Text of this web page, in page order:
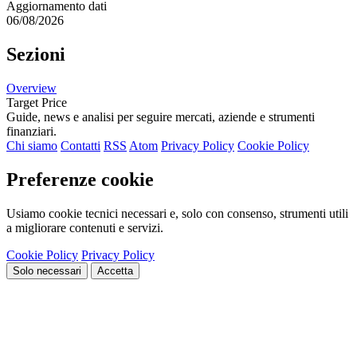
Aggiornamento dati
06/08/2026
Sezioni
Overview
Target Price
Guide, news e analisi per seguire mercati, aziende e strumenti
finanziari.
Chi siamo Contatti RSS Atom Privacy Policy Cookie Policy
Preferenze cookie
Usiamo cookie tecnici necessari e, solo con consenso, strumenti utili
a migliorare contenuti e servizi.
Cookie Policy Privacy Policy
Solo necessari Accetta